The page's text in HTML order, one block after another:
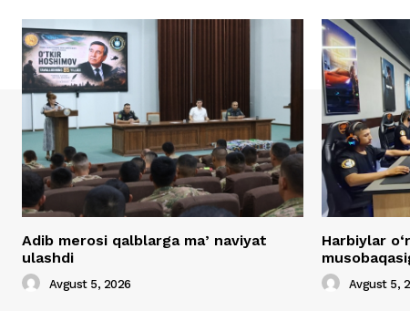
Adib merosi qalblarga maʼnaviyat
ulashdi
Avgust 5, 2026
Harbiylar
Avgust 5,